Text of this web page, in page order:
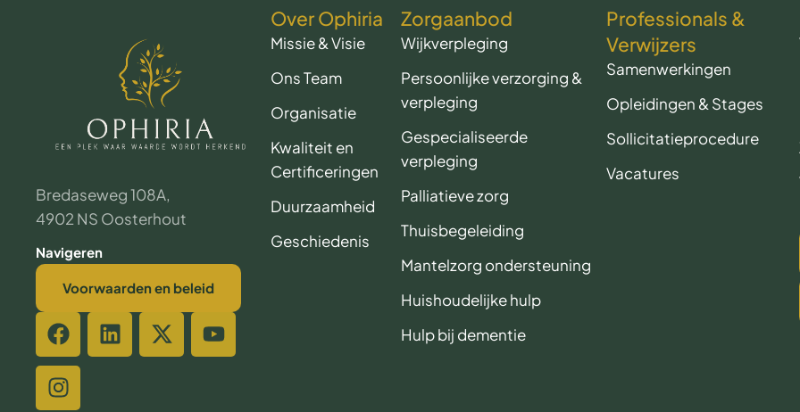
Bredaseweg 108A,
4902 NS Oosterhout
Navigeren
Voorwaarden en beleid
Over Ophiria
Missie & Visie
Ons Team
Organisatie
Kwaliteit en
Certificeringen
Duurzaamheid
Geschiedenis
Zorgaanbod
Wijkverpleging
Persoonlijke verzorging &
verpleging
Gespecialiseerde
verpleging
Palliatieve zorg
Thuisbegeleiding
Mantelzorg ondersteuning
Huishoudelijke hulp
Hulp bij dementie
Professionals &
Verwijzers
Samenwerkingen
Opleidingen & Stages
Sollicitatieprocedure
Vacatures